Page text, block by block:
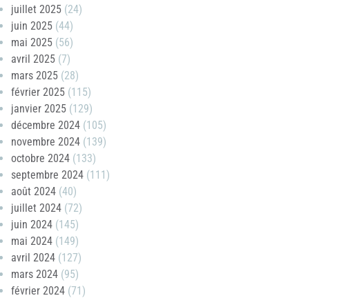
juillet 2025 (24)
juin 2025 (44)
mai 2025 (56)
avril 2025 (7)
mars 2025 (28)
février 2025 (115)
janvier 2025 (129)
décembre 2024 (105)
novembre 2024 (139)
octobre 2024 (133)
septembre 2024 (111)
août 2024 (40)
juillet 2024 (72)
juin 2024 (145)
mai 2024 (149)
avril 2024 (127)
mars 2024 (95)
février 2024 (71)